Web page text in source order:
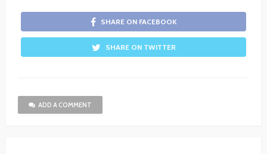
SHARE ON FACEBOOK
SHARE ON TWITTER
ADD A COMMENT